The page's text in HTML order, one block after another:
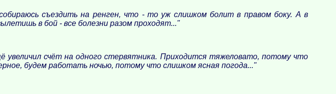
съездить на ренген, что - то уж слишком болит в правом боку. А в
в бой - все болезни разом проходят..."
увеличил счёт на одного стервятника. Приходится тяжеловато, потому что
будем работать ночью, потому что слишком ясная погода..."